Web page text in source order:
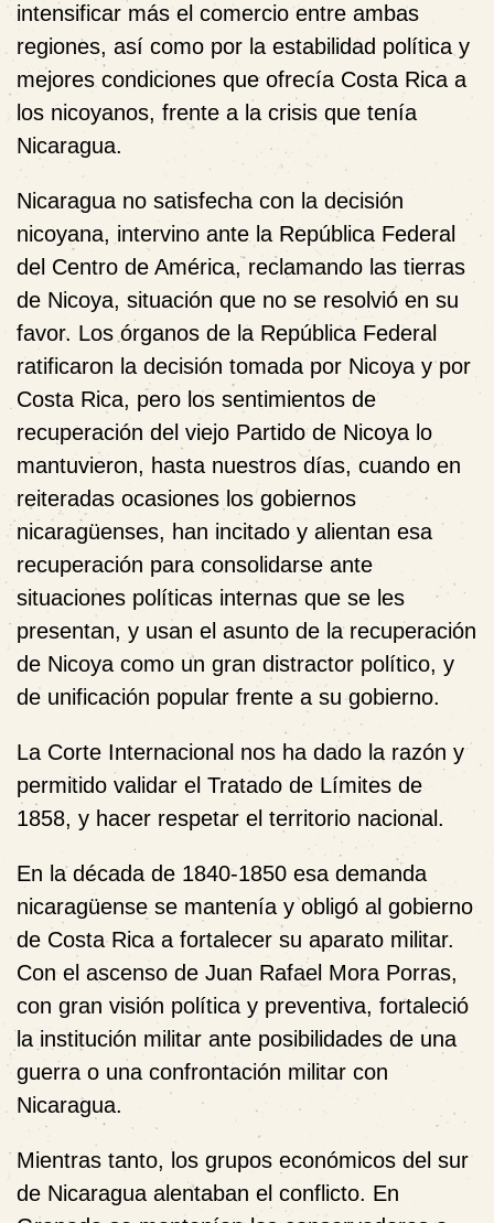
intensificar más el comercio entre ambas
regiones, así como por la estabilidad política y
mejores condiciones que ofrecía Costa Rica a
los nicoyanos, frente a la crisis que tenía
Nicaragua.
Nicaragua no satisfecha con la decisión
nicoyana, intervino ante la República Federal
del Centro de América, reclamando las tierras
de Nicoya, situación que no se resolvió en su
favor. Los órganos de la República Federal
ratificaron la decisión tomada por Nicoya y por
Costa Rica, pero los sentimientos de
recuperación del viejo Partido de Nicoya lo
mantuvieron, hasta nuestros días, cuando en
reiteradas ocasiones los gobiernos
nicaragüenses, han incitado y alientan esa
recuperación para consolidarse ante
situaciones políticas internas que se les
presentan, y usan el asunto de la recuperación
de Nicoya como un gran distractor político, y
de unificación popular frente a su gobierno.
La Corte Internacional nos ha dado la razón y
permitido validar el Tratado de Límites de
1858, y hacer respetar el territorio nacional.
En la década de 1840-1850 esa demanda
nicaragüense se mantenía y obligó al gobierno
de Costa Rica a fortalecer su aparato militar.
Con el ascenso de Juan Rafael Mora Porras,
con gran visión política y preventiva, fortaleció
la institución militar ante posibilidades de una
guerra o una confrontación militar con
Nicaragua.
Mientras tanto, los grupos económicos del sur
de Nicaragua alentaban el conflicto. En